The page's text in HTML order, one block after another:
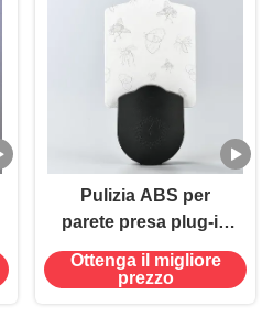
Pulizia ABS per
parete presa plug-in
elettrica 395 NM UV
Lampada anti zanzara
Ottenga il migliore
prezzo